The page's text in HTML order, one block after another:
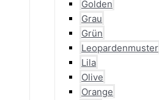
Golden
Grau
Grün
Leopardenmuster
Lila
Olive
Orange